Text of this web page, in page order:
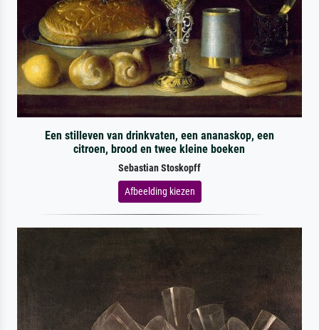
Een stilleven van drinkvaten, een ananaskop, een
citroen, brood en twee kleine boeken
Sebastian Stoskopff
Afbeelding kiezen